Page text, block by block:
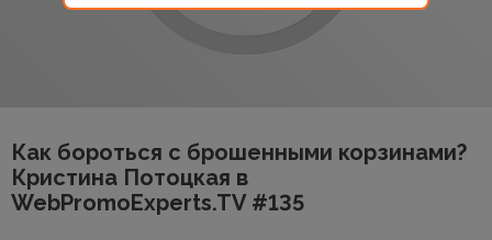
Как бороться с брошенными корзинами?
Кристина Потоцкая в
WebPromoExperts.TV #135